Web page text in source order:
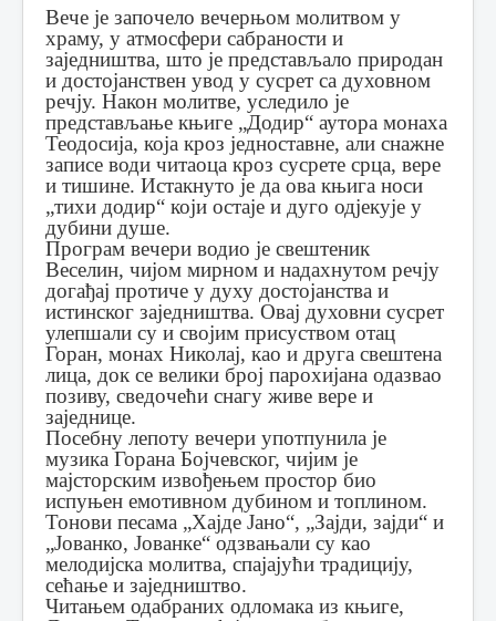
Вече је започело вечерњом молитвом у
храму, у атмосфери сабраности и
заједништва, што је представљало природан
и достојанствен увод у сусрет са духовном
речју. Након молитве, уследило је
представљање књиге „Додир“ аутора монаха
Теодосија, која кроз једноставне, али снажне
записе води читаоца кроз сусрете срца, вере
и тишине. Истакнуто је да ова књига носи
„тихи додир“ који остаје и дуго одјекује у
дубини душе.
Програм вечери водио је свештеник
Веселин, чијом мирном и надахнутом речју
догађај протиче у духу достојанства и
истинског заједништва. Овај духовни сусрет
улепшали су и својим присуством отац
Горан, монах Николај, као и друга свештена
лица, док се велики број парохијана одазвао
позиву, сведочећи снагу живе вере и
заједнице.
Посебну лепоту вечери употпунила је
музика Горана Бојчевског, чијим је
мајсторским извођењем простор био
испуњен емотивном дубином и топлином.
Тонови песама „Хајде Јано“, „Зајди, зајди“ и
„Јованко, Јованке“ одзвањали су као
мелодијска молитва, спајајући традицију,
сећање и заједништво.
Читањем одабраних одломака из књиге,